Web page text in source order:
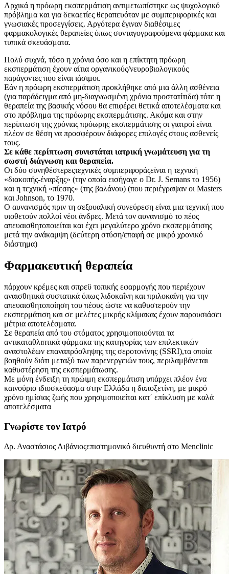
Αρχικά η πρόωρη εκσπερμάτιση αντιμετωπίστηκε ως ψυχολογικό
πρόβλημα και για δεκαετίες θεραπευόταν με συμπεριφορικές και
γνωσιακές προσεγγίσεις. Αργότερα έγιναν διαθέσιμες
φαρμακολογικές θεραπείες όπως συνταγογραφούμενα φάρμακα και
τυπικά σκευάσματα.
Πολύ συχνά, τόσο η χρόνια όσο και η επίκτητη πρόωρη
εκσπερμάτιση έχουν αίτια οργανικούς/νευροβιολογικούς
παράγοντες που είναι ιάσιμοι.
Εάν η πρόωρη εκσπερμάτιση προκλήθηκε από μια άλλη ασθένεια
(για παράδειγμα από μη-διαγνωσμένη χρόνια προστατίτιδα) τότε η
θεραπεία της βασικής νόσου θα επιφέρει θετικά αποτελέσματα και
στο πρόβλημα της πρόωρης εκσπερμάτισης. Ακόμα και στην
περίπτωση της χρόνιας πρόωρης εκσπερμάτισης οι γιατροί είναι
πλέον σε θέση να προσφέρουν διάφορες επιλογές στους ασθενείς
τους.
Σε κάθε περίπτωση συνιστάται ιατρική γνωμάτευση για τη
σωστή διάγνωση και θεραπεία.
Οι δύο συνηθέστερεςτεχνικές συμπεριφοράςείναι η τεχνική
«διακοπής-έναρξης» (την οποία εισήγαγε ο Dr. J. Semans το 1956)
και η τεχνική «πίεσης» (της βαλάνου) (που περιέγραψαν οι Masters
και Johnson, το 1970.
Ο αυνανισμός πριν τη σεξουαλική συνεύρεση είναι μια τεχνική που
υιοθετούν πολλοί νέοι άνδρες. Μετά τον αυνανισμό το πέος
απευαισθητοποιείται και έχει μεγαλύτερο χρόνο εκσπερμάτισης
μετά την ανάκαμψη (δεύτερη στύση/επαφή σε μικρό χρονικό
διάστημα)
Φαρμακευτική θεραπεία
πάρχουν κρέμες και σπρεϋ τοπικής εφαρμογής που περιέχουν
αναισθητικά συστατικά όπως λιδοκαΐνη και πριλοκαΐνη για την
απευαισθητοποίηση του πέους ώστε να καθυστερούν την
εκσπερμάτιση και σε μελέτες μικρής κλίμακας έχουν παρουσιάσει
μέτρια αποτελέσματα.
Σε θεραπεία από του στόματος χρησιμοποιούνται τα
αντικαταθλιπτικά φάρμακα της κατηγορίας των επιλεκτικών
αναστολέων επαναπρόσληψης της σεροτονίνης (SSRI),τα οποία
βοηθούν διότι μεταξύ των παρενεργειών τους, περιλαμβάνεται
καθυστέρηση της εκσπερμάτωσης.
Με μόνη ένδειξη τη πρώιμη εκσπερμάτιση υπάρχει πλέον ένα
καινούριο ιδιοσκεύασμα στην Ελλάδα η δαποξετίνη, με μικρό
χρόνο ημίσιας ζωής που χρησιμοποιείται κατ΄ επίκλυση με καλά
αποτελέσματα
Γνωρίστε τον Ιατρό
Δρ. Αναστάσιος Λιβάνιοςεπιστημονικό διευθυντή στο Menclinic